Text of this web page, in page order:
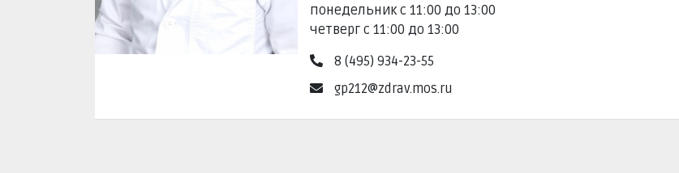
понедельник с 11:00 до 13:00
четверг с 11:00 до 13:00
8 (495) 934-23-55
gp212@zdrav.mos.ru